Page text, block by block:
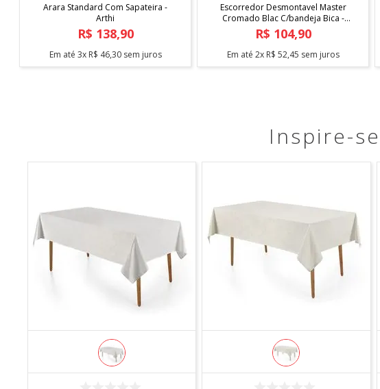
Arara Standard Com Sapateira -
Arthi
R$ 138,90
Em até 3x R$ 46,30sem juros
Escorredor Desmontavel Master
Cromado Blac C/bandeja Bica -
Arthi
R$ 104,90
Em até 2x R$ 52,45 sem juros
Inspire-